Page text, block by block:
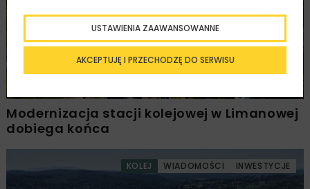
Modernizacja stacji kolejowej w Limanowej
dobiega końca
KOLEJ WIADOMOŚCI INWESTYCJE
AKCEPTUJĘ I PRZECHODZĘ DO SERWISU
USTAWIENIA ZAAWANSOWANNE